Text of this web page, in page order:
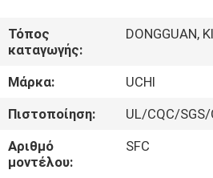
ΠΕΡΊΠΟΥ
ΕΜΕΊΣ
ΓΎΡΟΣ
ΕΡΓΟΣΤΑΣΊΩΝ
Τόπος
καταγωγής:
DONGGUAN,
Μάρκα:
UCHI
Πιστοποίηση:
UL/CQC/
Αριθμό
μοντέλου:
SFC